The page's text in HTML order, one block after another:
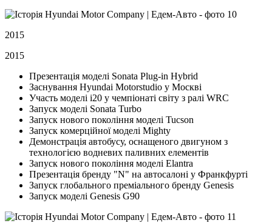
2015
2015
Презентація моделі Sonata Plug-in Hybrid
Заснування Hyundai Motorstudio у Москві
Участь моделі i20 у чемпіонаті світу з ралі WRC
Запуск моделі Sonata Turbo
Запуск нового покоління моделі Tucson
Запуск комерційної моделі Mighty
Демонстрація автобусу, оснащеного двигуном з
технологією водневих паливних елементів
Запуск нового покоління моделі Elantra
Презентація бренду "N" на автосалоні у Франкфурті
Запуск глобального преміального бренду Genesis
Запуск моделі Genesis G90